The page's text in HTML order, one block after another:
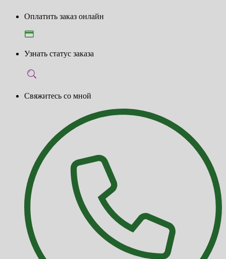
Оплатить заказ онлайн
Узнать статус заказа
Свяжитесь со мной